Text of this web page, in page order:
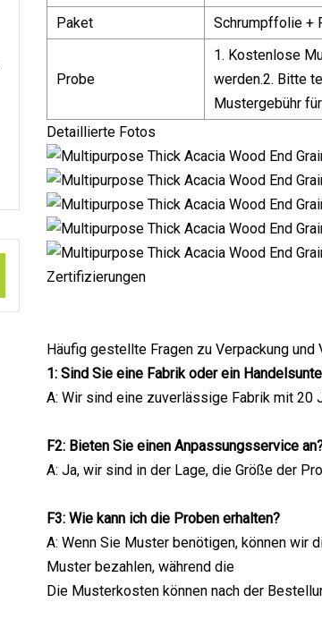
Paket
Schrumpffolie +
Probe
1. Kostenlose
werden.2. Bitte
Mustergebühr
Detaillierte Fotos
Zertifizierungen
Häufig gestellte Fragen zu Verpackung und
1: Sind Sie eine Fabrik oder ein
A: Wir sind eine zuverlässige Fabrik mit 20
F2: Bieten Sie einen Anpassungsservice
A: Ja, wir sind in der Lage, die Größe der
F3: Wie kann ich die Proben erhalten?
A: Wenn Sie Muster benötigen, können wir
Muster bezahlen, während die
Die Musterkosten können nach der